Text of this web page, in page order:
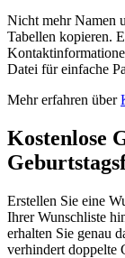
Nicht mehr Namen
Tabellen kopieren.
Datei für einfache
Mehr erfahren über
Kostenlose
Erstellen Sie eine
Ihrer Wunschliste
erhalten Sie genau
verhindert doppelte